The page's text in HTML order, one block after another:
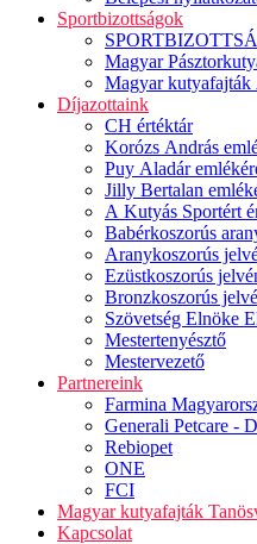
Sportbizottságok
Magyar
Magyar kutyafajták
Díjazottaink
CH értéktár
Korózs András
Puy Aladár
Jilly Bertalan
A Kutyás Sportért
Babérkoszorús
Aranykoszorús
Ezüstkoszorús
Bronzkoszorús
Szövetség Elnöke
Mestertenyésztő
Mestervezető
Partnereink
Farmina
Generali Petcare -
Rebiopet
ONE
FCI
Magyar kutyafajták
Kapcsolat